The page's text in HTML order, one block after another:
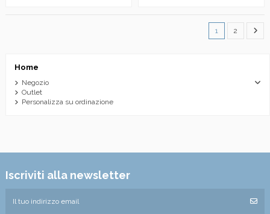
1 2
Home
Negozio
Outlet
Personalizza su ordinazione
Iscriviti alla newsletter